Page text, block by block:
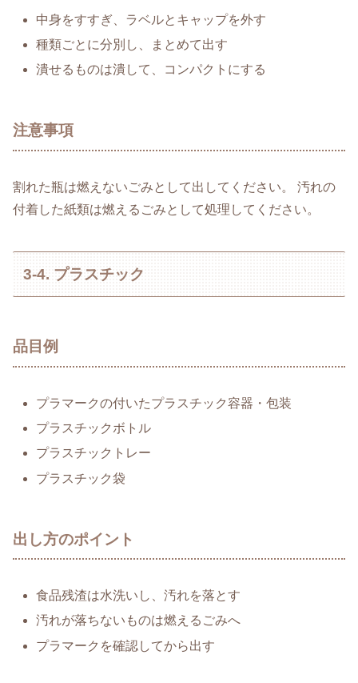
中身をすすぎ、ラベルとキャップを外す
種類ごとに分別し、まとめて出す
潰せるものは潰して、コンパクトにする
注意事項
割れた瓶は燃えないごみとして出してください。 汚れの
付着した紙類は燃えるごみとして処理してください。
3-4. プラスチック
品目例
プラマークの付いたプラスチック容器・包装
プラスチックボトル
プラスチックトレー
プラスチック袋
出し方のポイント
食品残渣は水洗いし、汚れを落とす
汚れが落ちないものは燃えるごみへ
プラマークを確認してから出す